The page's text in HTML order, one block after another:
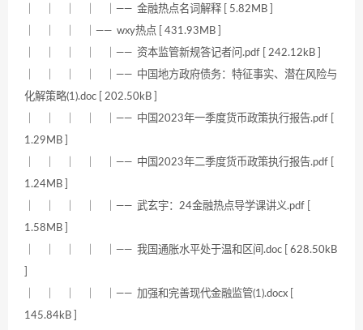
｜ ｜ ｜ ｜ ｜—— 金融热点名词解释 [ 5.82MB ]
｜ ｜ ｜ ｜—— wxy热点 [ 431.93MB ]
｜ ｜ ｜ ｜ ｜—— 资本监管新规答记者问.pdf [ 242.12kB ]
｜ ｜ ｜ ｜ ｜—— 中国地方政府债务：特征事实、潜在风险与
化解策略(1).doc [ 202.50kB ]
｜ ｜ ｜ ｜ ｜—— 中国2023年一季度货币政策执行报告.pdf [
1.29MB ]
｜ ｜ ｜ ｜ ｜—— 中国2023年二季度货币政策执行报告.pdf [
1.24MB ]
｜ ｜ ｜ ｜ ｜—— 武玄宇：24金融热点导学课讲义.pdf [
1.58MB ]
｜ ｜ ｜ ｜ ｜—— 我国通胀水平处于温和区间.doc [ 628.50kB
｜ ｜ ｜ ｜ ｜—— 加强和完善现代金融监管(1).docx [
145.84kB ]